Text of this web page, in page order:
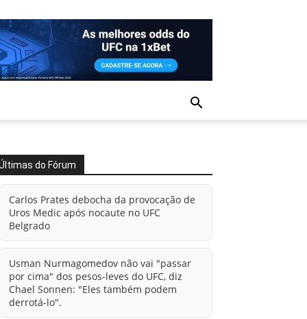
do Fórum
Carlos Prates debocha da provocação de
Uros Medic após nocaute no UFC
Belgrado
Usman Nurmagomedov não vai "passar
por cima" dos pesos-leves do UFC, diz
Chael Sonnen: "Eles também podem
derrotá-lo".